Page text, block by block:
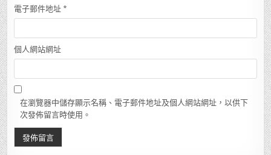
電子郵件地址 *
個人網站網址
在瀏覽器中儲存顯示名稱、電子郵件地址及個人網站網址，以供下
次發佈留言時使用。